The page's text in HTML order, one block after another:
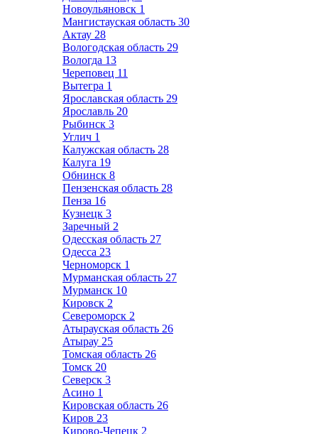
Новоульяновск 1
Мангистауская область 30
Актау 28
Вологодская область 29
Вологда 13
Череповец 11
Вытегра 1
Ярославская область 29
Ярославль 20
Рыбинск 3
Углич 1
Калужская область 28
Калуга 19
Обнинск 8
Пензенская область 28
Пенза 16
Кузнецк 3
Заречный 2
Одесская область 27
Одесса 23
Черноморск 1
Мурманская область 27
Мурманск 10
Кировск 2
Североморск 2
Атырауская область 26
Атырау 25
Томская область 26
Томск 20
Северск 3
Асино 1
Кировская область 26
Киров 23
Кирово-Чепецк 2